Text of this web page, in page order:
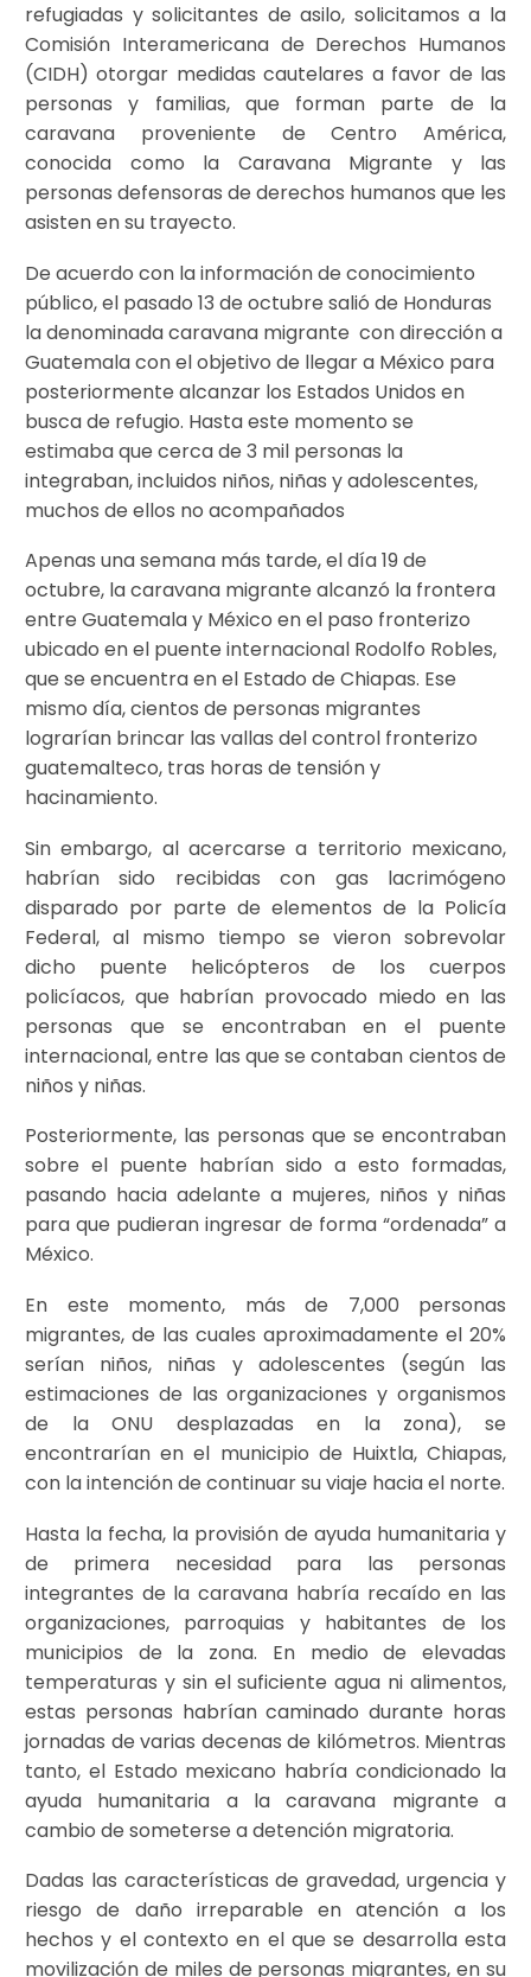
refugiadas y solicitantes de asilo, solicitamos a la
Comisión Interamericana de Derechos Humanos
(CIDH) otorgar medidas cautelares a favor de las
personas y familias, que forman parte de la
caravana proveniente de Centro América,
conocida como la Caravana Migrante y las
personas defensoras de derechos humanos que les
asisten en su trayecto.
De acuerdo con la información de conocimiento
público, el pasado 13 de octubre salió de Honduras
la denominada caravana migrante con dirección a
Guatemala con el objetivo de llegar a México para
posteriormente alcanzar los Estados Unidos en
busca de refugio. Hasta este momento se
estimaba que cerca de 3 mil personas la
integraban, incluidos niños, niñas y adolescentes,
muchos de ellos no acompañados
Apenas una semana más tarde, el día 19 de
octubre, la caravana migrante alcanzó la frontera
entre Guatemala y México en el paso fronterizo
ubicado en el puente internacional Rodolfo Robles,
que se encuentra en el Estado de Chiapas. Ese
mismo día, cientos de personas migrantes
lograrían brincar las vallas del control fronterizo
guatemalteco, tras horas de tensión y
hacinamiento.
Sin embargo, al acercarse a territorio mexicano,
habrían sido recibidas con gas lacrimógeno
disparado por parte de elementos de la Policía
Federal, al mismo tiempo se vieron sobrevolar
dicho puente helicópteros de los cuerpos
policíacos, que habrían provocado miedo en las
personas que se encontraban en el puente
internacional, entre las que se contaban cientos de
niños y niñas.
Posteriormente, las personas que se encontraban
sobre el puente habrían sido a esto formadas,
pasando hacia adelante a mujeres, niños y niñas
para que pudieran ingresar de forma “ordenada” a
México.
En este momento, más de 7,000 personas
migrantes, de las cuales aproximadamente el 20%
serían niños, niñas y adolescentes (según las
estimaciones de las organizaciones y organismos
de la ONU desplazadas en la zona), se
encontrarían en el municipio de Huixtla, Chiapas,
con la intención de continuar su viaje hacia el norte.
Hasta la fecha, la provisión de ayuda humanitaria y
de primera necesidad para las personas
integrantes de la caravana habría recaído en las
organizaciones, parroquias y habitantes de los
municipios de la zona. En medio de elevadas
temperaturas y sin el suficiente agua ni alimentos,
estas personas habrían caminado durante horas
jornadas de varias decenas de kilómetros. Mientras
tanto, el Estado mexicano habría condicionado la
ayuda humanitaria a la caravana migrante a
cambio de someterse a detención migratoria.
Dadas las características de gravedad, urgencia y
riesgo de daño irreparable en atención a los
hechos y el contexto en el que se desarrolla esta
movilización de miles de personas migrantes, en su